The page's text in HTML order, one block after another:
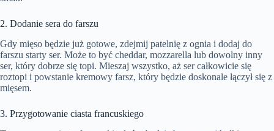
2. Dodanie sera do farszu
Gdy mięso będzie już gotowe, zdejmij patelnię z ognia i dodaj do
farszu starty ser. Może to być cheddar, mozzarella lub dowolny inny
ser, który dobrze się topi. Mieszaj wszystko, aż ser całkowicie się
roztopi i powstanie kremowy farsz, który będzie doskonale łączył się z
mięsem.
3. Przygotowanie ciasta francuskiego